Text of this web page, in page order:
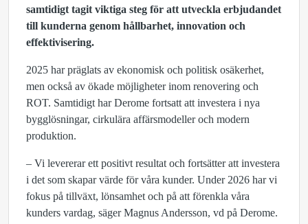
samtidigt tagit viktiga steg för att utveckla erbjudandet
till kunderna genom hållbarhet, innovation och
effektivisering.
2025 har präglats av ekonomisk och politisk osäkerhet,
men också av ökade möjligheter inom renovering och
ROT. Samtidigt har Derome fortsatt att investera i nya
bygglösningar, cirkulära affärsmodeller och modern
produktion.
– Vi levererar ett positivt resultat och fortsätter att investera
i det som skapar värde för våra kunder. Under 2026 har vi
fokus på tillväxt, lönsamhet och på att förenkla våra
kunders vardag, säger Magnus Andersson, vd på Derome.